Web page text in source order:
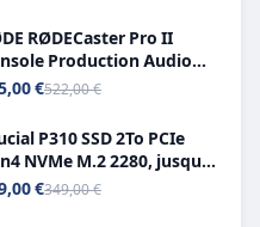
RØDECaster Pro II
Production Audio
en-Un, Bluetooth et
€522,00 €
P310 SSD 2To PCIe
NVMe M.2 2280, jusqu’à
Mo/s
€349,00 €